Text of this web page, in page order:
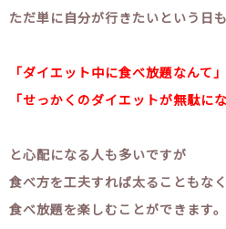
ただ単に自分が行きたいという日
「ダイエット中に食べ放題なんて」
「せっかくのダイエットが無駄にな
と心配になる人も多いですが
食べ方を工夫すれば太ることもなく
食べ放題を楽しむことができます。